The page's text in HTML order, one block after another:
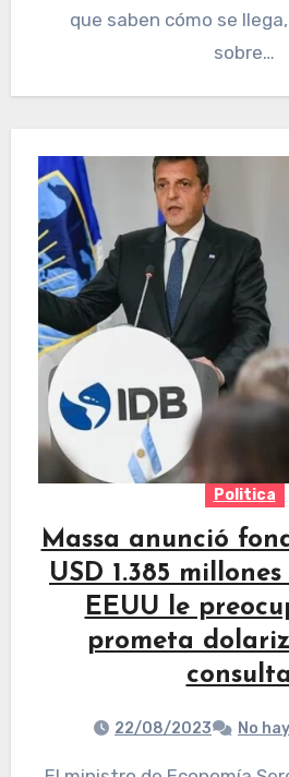
que saben cómo se
sobre…
Politica
Massa anunció
USD 1.385
EEUU le
prometa
22/08/2023 No